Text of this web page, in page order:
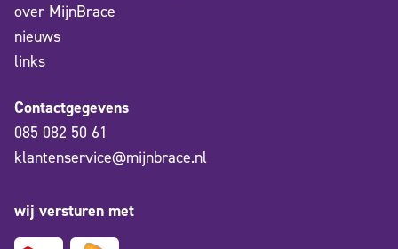
over MijnBrace
nieuws
links
Contactgegevens
085 082 50 61
klantenservice@mijnbrace.nl
wij versturen met